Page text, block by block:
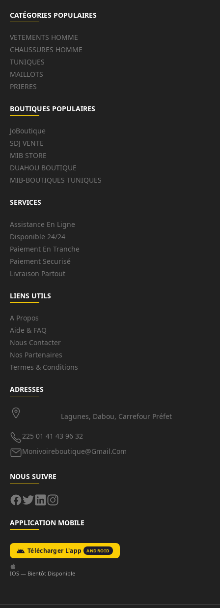
CATÉGORIES POPULAIRES
VETEMENTS HOMME
CHAUSSURES HOMME
TUNIQUES
MAILLOTS
PRIERES
BOUTIQUES POPULAIRES
JoBoutique
SDJ VENTE
MIB STORE
DUAHOU BOUTIQUE
MIB-BOUTIQUES TUNIQUES
SERVICES
Assistance En Ligne
Disponible 24/24
Paiement En Tranche
Paiement Securisé
Livraison Partout
LIENS UTILS
A Propos
Aide & FAQ
Nous Contacter
Nos Partenaires
Termes & Conditions
ADRESSES
Lagunes, Dabou, Carrefour Préfet
225 01 41 43 96 32
Monivoireboutique@gmail.com
NOUS SUIVRE
APPLICATION MOBILE
Télécharger L'app ANDROID
IOS — Bientôt Disponible